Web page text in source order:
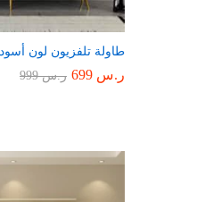
طاولة تلفزيون لون أسود 99
ر.س ر.س999